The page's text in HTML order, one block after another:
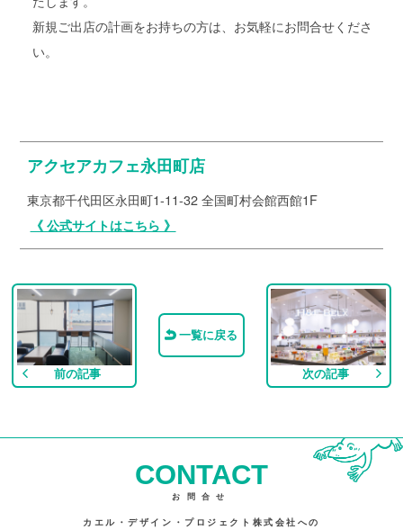
新規ご出店の計画をお持ちの方は、お気軽にお問合せくださ
い。
アクセアカフェ永田町店
東京都千代田区永田町1-11-32 全国町村会館西館1F
《 公式サイトはこちら 》
前の記事
一覧に戻る
次の記事
CONTACT
お問合せ
カエル・デザイン・プロジェクト株式会社への